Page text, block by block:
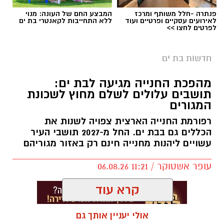
שבוצע בצעירה כבת 18 במלון דירות בעיר בת ים.
עם קבלת הדיווח, הגיעו למקום שוטרי תחנת בת ים
יחד עם חוקרי הזיהוי הפלילי של מרחב איילון,
והחלו בביצוע פעולות חקירה ואיסוף ממצאים
בזירה, במטרה לאתר את החשוד.
תחנת בת ים, כשהוא שוהה בשטח פתוח בעיר.
החשוד הועבר לחקירה בתחנת המשטרה בבת ים.
בהתאם לממצאי החקירה, המשטרה תבקש
פנתרה -חלל משותף ומרכז
לאירועים עסקיים ופרטיים ועוד
לפרטים לחצו >>
המבצע החם של העונה: מנוי
ללא התחייבות לקאנטרי בת ים
חדשות בת ים
מהפכת החנייה מגיעה לבת ים:
תושבים עלולים לשלם מחוץ לשכונת
המגורים
רפורמת החנייה הארצית צפויה לשנות את
הכללים גם בבת ים. החל מ-2027 תושבי העיר
עשויים ליהנות מחנייה חינם רק באזור מגוריהם
עופר אשטוקר / 11:21 06.08.26
קרא עוד
אולי יעניין אותך גם